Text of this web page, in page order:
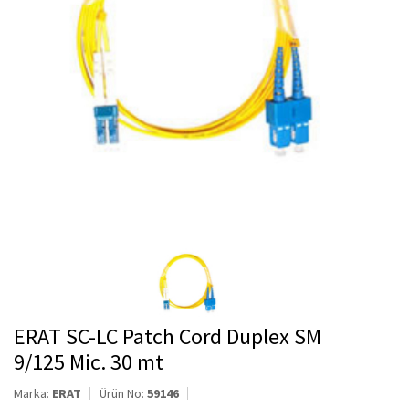
ERAT SC-LC Patch Cord Duplex SM
9/125 Mic. 30 mt
Marka: ERAT Ürün No: 59146